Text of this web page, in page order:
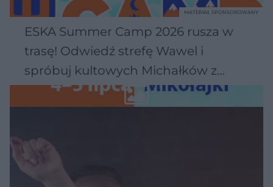
ESKA Summer Camp 2026 rusza w
trasę! Odwiedź strefę Wawel i
spróbuj kultowych Michałków z
Wawelu
MATERIAŁ SPONSOROWANY